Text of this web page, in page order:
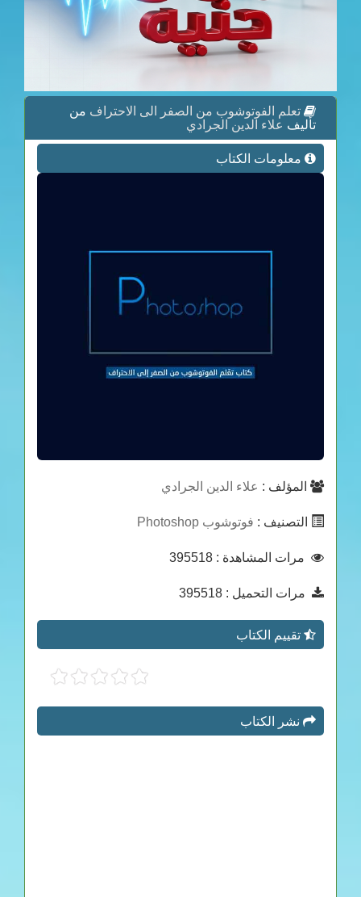
تعلم الفوتوشوب من الصفر الى الاحتراف من
تأليف علاء الدين الجرادي
معلومات الكتاب
المؤلف : علاء الدين الجرادي
التصنيف : فوتوشوب Photoshop
مرات المشاهدة : 395518
مرات التحميل : 395518
تقييم الكتاب
نشر الكتاب